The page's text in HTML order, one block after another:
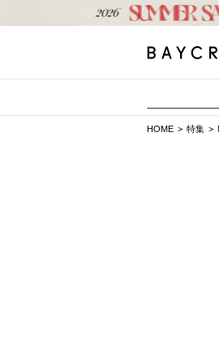
HOME 特集